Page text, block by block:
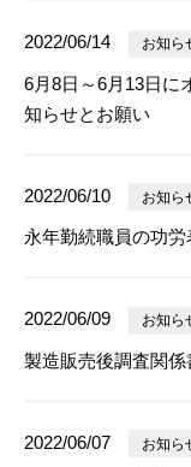
2022/06/14 お知ら
6月8日～6月13日に
知らせとお願い
2022/06/10 お知ら
永年勤続職員の功
2022/06/09 お知ら
製造販売後調査関
2022/06/07 お知ら